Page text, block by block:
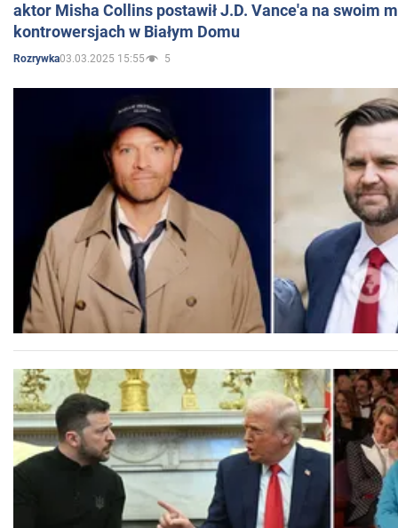
aktor Misha Collins postawił J.D. Vance'a na swoim
kontrowersjach w Białym Domu
Rozrywka03.03.2025 15:55 5